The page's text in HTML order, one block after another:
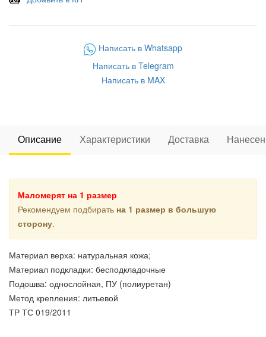
Написать в Whatsapp
Написать в Telegram
Написать в MAX
Описание Характеристики Доставка
Маломерят на 1 размер
Рекомендуем подбирать на 1 размер в большую
сторону.
Материал верха: натуральная кожа;
Материал подкладки: бесподкладочные
Подошва: однослойная, ПУ (полиуретан)
Метод крепления: литьевой
ТР ТС 019/2011